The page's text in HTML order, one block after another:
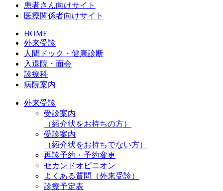
患者さん向けサイト
医療関係者向けサイト
HOME
外来受診
人間ドック・健康診断
入退院・面会
診療科
病院案内
外来受診
受診案内
（紹介状をお持ちの方）
受診案内
（紹介状をお持ちでない方）
再診予約・予約変更
セカンドオピニオン
よくある質問（外来受診）
診療予定表